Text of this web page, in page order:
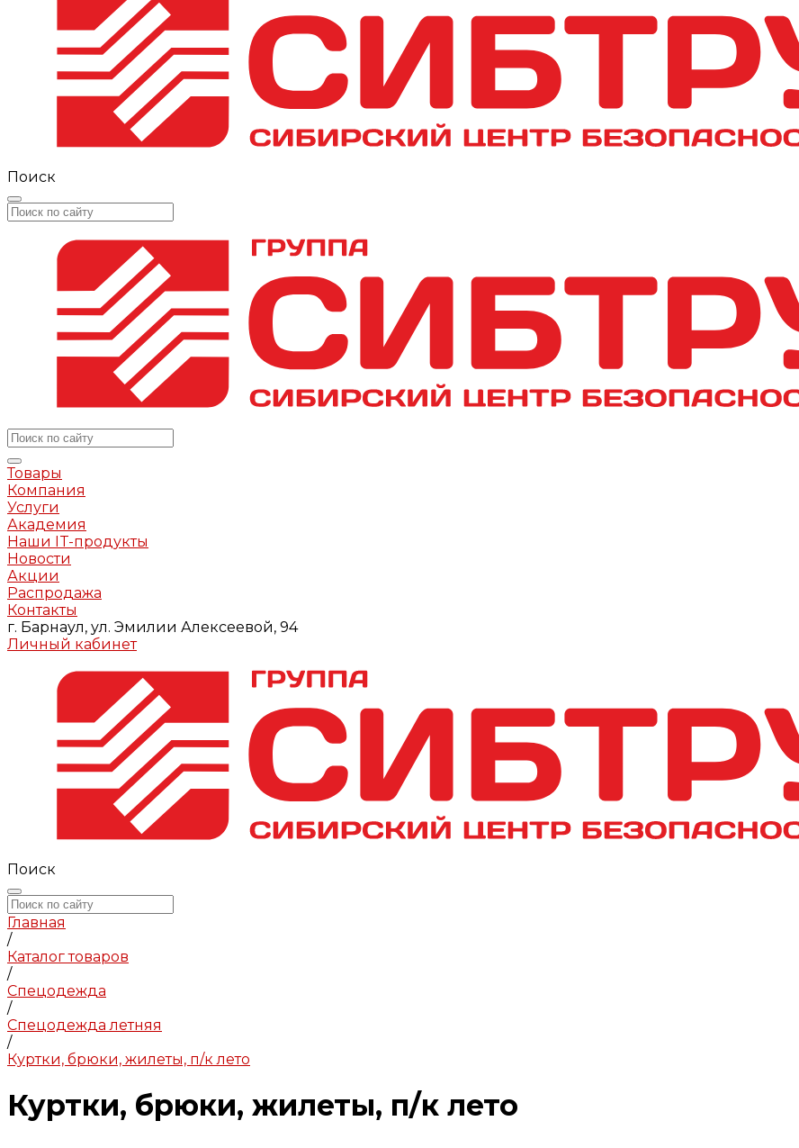
Поиск
Товары
Компания
Услуги
Академия
Наши IT-продукты
Новости
Акции
Распродажа
Контакты
г. Барнаул, ул. Эмилии Алексеевой, 94
Личный кабинет
Поиск
Главная
/
Каталог товаров
/
Спецодежда
/
Спецодежда летняя
/
Куртки, брюки, жилеты, п/к лето
Куртки, брюки, жилеты, п/к лето